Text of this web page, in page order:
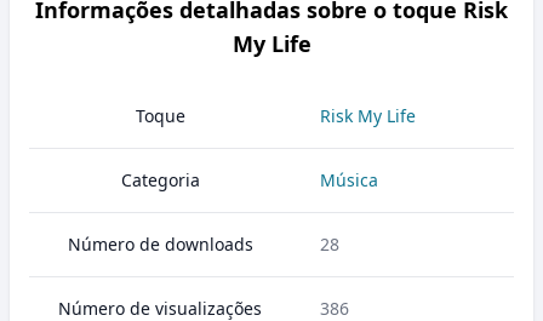
Informações detalhadas sobre o toque Risk
My Life
Toque Risk My Life
Categoria Música
Número de downloads 28
Número de visualizações 386